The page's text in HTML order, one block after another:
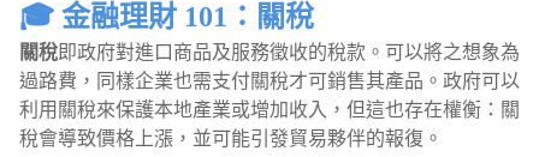
🎓 金融理財 101：關稅
關稅即政府對進口商品及服務徵收的稅款。可以將之想象為
過路費，同樣企業也需支付關稅才可銷售其產品。政府可以
利用關稅來保護本地產業或增加收入，但這也存在權衡：關
稅會導致價格上漲，並可能引發貿易夥伴的報復。